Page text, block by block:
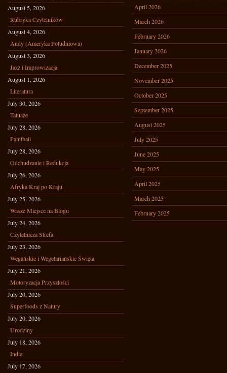
August 5, 2026
Rubryka Czytelników
August 4, 2026
Andy (Ameryka Południowa)
August 3, 2026
Jazz i Improwizacja
August 1, 2026
Literatura
July 30, 2026
Tatuaże
July 28, 2026
Paintball
July 28, 2026
Odchudzanie i Redukcja
July 26, 2026
Afryka Kraj po Kraju
July 25, 2026
Wasze Miejsce na Blogu
July 24, 2026
Czytelnicza Strefa
July 23, 2026
Wegańskie i Wegetariańskie Święta
July 21, 2026
Motoryzacja Przyszłości
July 20, 2026
Superfoods z Natury
July 20, 2026
Urodziny
July 18, 2026
Indie
July 17, 2026
April 2026
March 2026
February 2026
January 2026
December 2025
November 2025
October 2025
September 2025
August 2025
July 2025
June 2025
May 2025
April 2025
March 2025
February 2025